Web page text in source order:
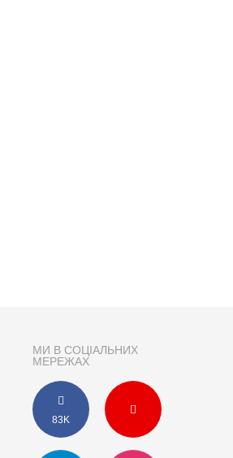
МИ В СОЦІАЛЬНИХ
МЕРЕЖАХ
83K